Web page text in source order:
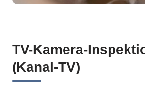
TV-Kamera-
(Kanal-TV)